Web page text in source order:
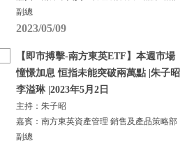
副總
2023/05/09
【即市搏擊-南方東英ETF】本週市場
憧憬加息 恒指未能突破兩萬點 |朱子昭
李溢琳 |2023年5月2日
主持：朱子昭
嘉賓：南方東英資產管理 銷售及產品策略部
副總